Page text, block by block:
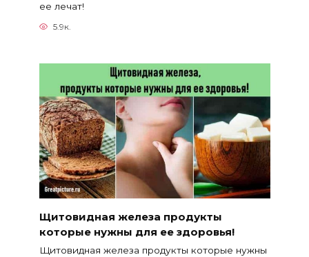
ее лечат!
5.9к.
Щитовидная железа продукты
которые нужны для ее здоровья!
Щитовидная железа продукты которые нужны